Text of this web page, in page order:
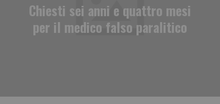
Chiesti sei anni e quattro mesi
per il medico falso paralitico